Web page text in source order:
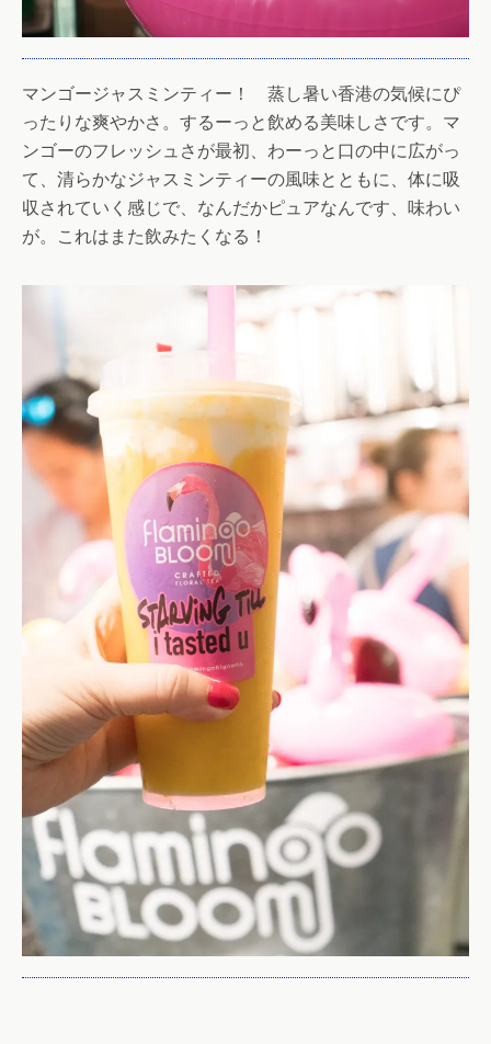
マンゴージャスミンティー！ 蒸し暑い香港の気候にぴ
ったりな爽やかさ。するーっと飲める美味しさです。マ
ンゴーのフレッシュさが最初、わーっと口の中に広がっ
て、清らかなジャスミンティーの風味とともに、体に吸
収されていく感じで、なんだかピュアなんです、味わい
が。これはまた飲みたくなる！